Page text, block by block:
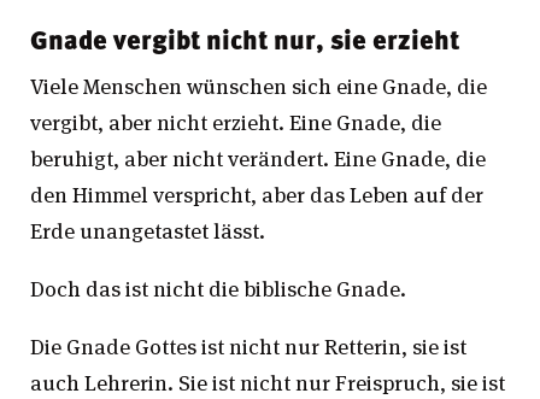
Gnade vergibt nicht nur, sie erzieht
Viele Menschen wünschen sich eine Gnade, die
vergibt, aber nicht erzieht. Eine Gnade, die
beruhigt, aber nicht verändert. Eine Gnade, die
den Himmel verspricht, aber das Leben auf der
Erde unangetastet lässt.
Doch das ist nicht die biblische Gnade.
Die Gnade Gottes ist nicht nur Retterin, sie ist
auch Lehrerin. Sie ist nicht nur Freispruch, sie ist